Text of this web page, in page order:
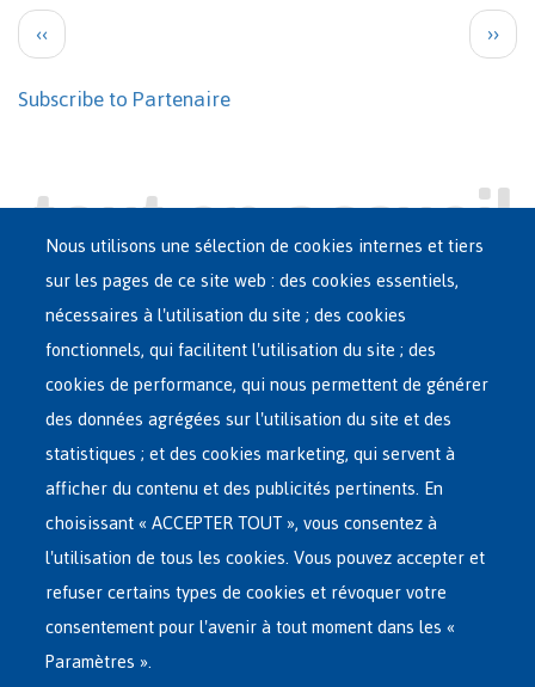
Pagination
Previous
page
‹‹
Next
page
››
Subscribe to Partenaire
Main
French
Menu
ASILE EN BELGIQUE
RÉSEAU D'ACCUEIL
RETOUR VOLONTAIRE
INTERNATIONAL
À PROPOS DE FEDASIL
Nous utilisons une sélection de cookies internes et tiers
sur les pages de ce site web : des cookies essentiels,
nécessaires à l'utilisation du site ; des cookies
fonctionnels, qui facilitent l'utilisation du site ; des
cookies de performance, qui nous permettent de générer
des données agrégées sur l'utilisation du site et des
statistiques ; et des cookies marketing, qui servent à
afficher du contenu et des publicités pertinents. En
choisissant « ACCEPTER TOUT », vous consentez à
l'utilisation de tous les cookies. Vous pouvez accepter et
refuser certains types de cookies et révoquer votre
consentement pour l'avenir à tout moment dans les «
Paramètres ».